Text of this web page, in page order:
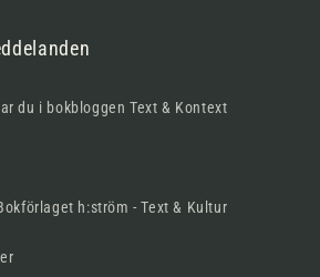
du i bokbloggen Text & Kontext
h:ström - Text & Kultur